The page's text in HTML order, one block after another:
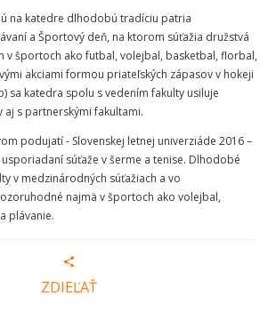
na katedre dlhodobú tradíciu patria
a Športový deň, na ktorom súťažia družstvá
v športoch ako futbal, volejbal, basketbal, florbal,
akciami formou priateľských zápasov v hokeji
sa katedra spolu s vedením fakulty usiluje
s partnerskými fakultami.
podujatí - Slovenskej letnej univerziáde 2016 –
súťaže v šerme a tenise. Dlhodobé
v medzinárodných súťažiach a vo
najmä v športoch ako volejbal,
plávanie.
ZDIEĽAŤ